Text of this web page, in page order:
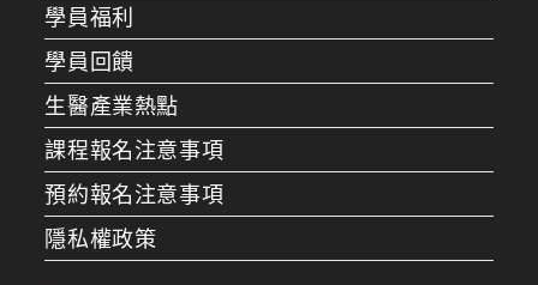
學員福利
學員回饋
生醫產業熱點
課程報名注意事項
預約報名注意事項
隱私權政策